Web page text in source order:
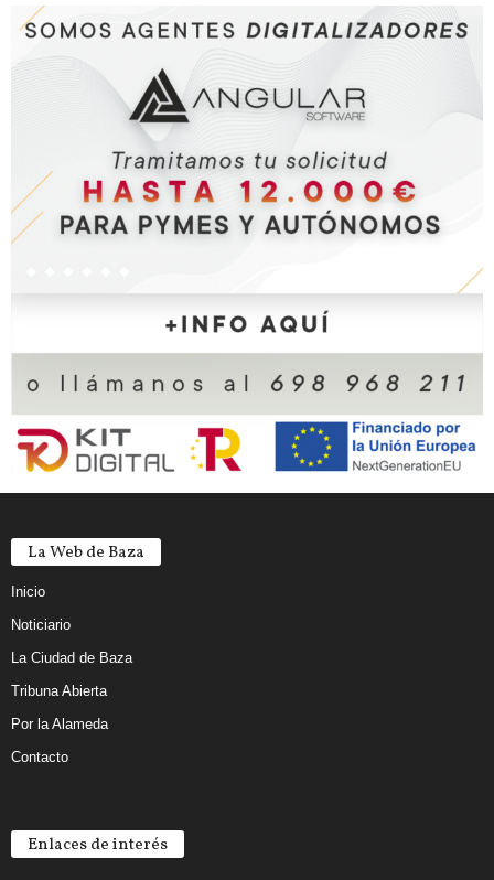
La Web de Baza
Inicio
Noticiario
La Ciudad de Baza
Tribuna Abierta
Por la Alameda
Contacto
Enlaces de interés